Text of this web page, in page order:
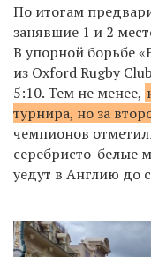
По итогам
занявшие 1 и 2
В упорной борьбе
из OxfordRugby Club
5:10. Тем не менее,
турнира, но за
чемпионов
серебристо-белые
уедут в Англию до